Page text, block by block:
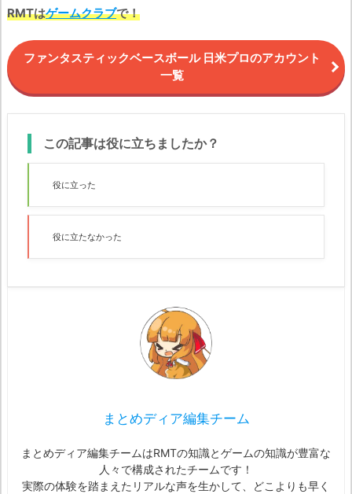
RMTはゲームクラブで！
ファンタスティックベースボール 日米プロのアカウント
一覧
この記事は役に立ちましたか？
役に立った
役に立たなかった
まとめディア編集チーム
まとめディア編集チームはRMTの知識とゲームの知識が豊富な
人々で構成されたチームです！
実際の体験を踏まえたリアルな声を生かして、どこよりも早く